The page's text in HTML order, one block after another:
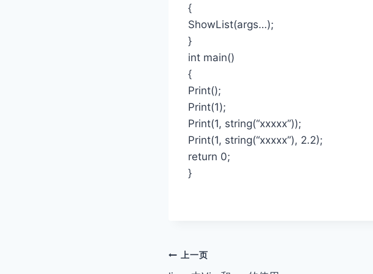
{
ShowList(args…);
}
int main()
{
Print();
Print(1);
Print(1, string(“xxxxx”));
Print(1, string(“xxxxx”), 2.2);
return 0;
}
文上一页